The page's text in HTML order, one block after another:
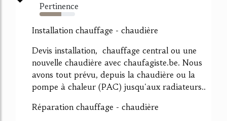
Pertinence
61%
Installation chauffage - chaudière
Devis installation, chauffage central ou une
nouvelle chaudière avec chaufagiste.be. Nous
avons tout prévu, depuis la chaudière ou la
pompe à chaleur (PAC) jusqu'aux radiateurs..
Réparation chauffage - chaudière